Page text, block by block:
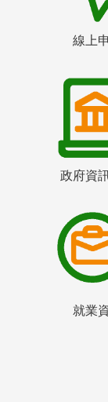
線上
政府資
就業